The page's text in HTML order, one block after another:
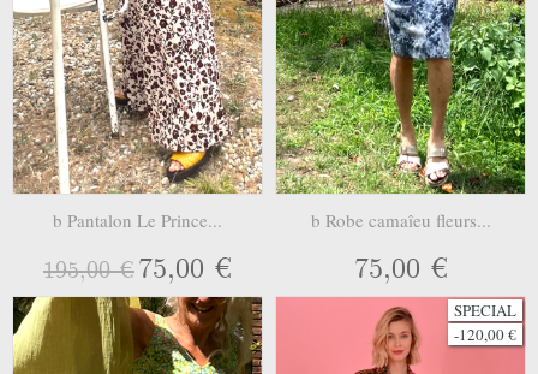
b Pantalon Le Prince...
195,00 €75,00 €
b Robe camaîeu fleurs...
75,00 €
SPECIAL
-120,00 €